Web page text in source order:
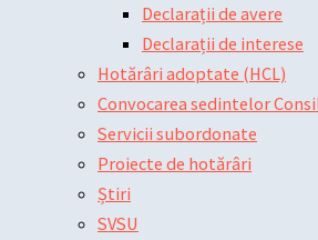
Declarații de avere
Declarații de interese
Hotărâri adoptate (HCL)
Convocarea sedintelor
Servicii subordonate
Proiecte de hotărâri
Știri
SVSU